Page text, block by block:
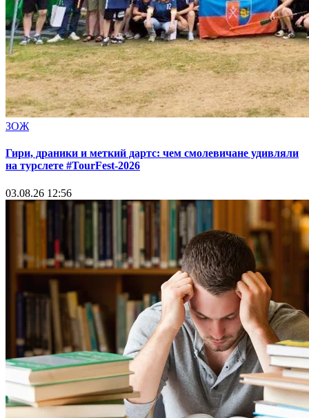
ЗОЖ
Гири, драники и меткий дартс: чем смолевичане удивляли
на турслете #TourFest-2026
03.08.26 12:56